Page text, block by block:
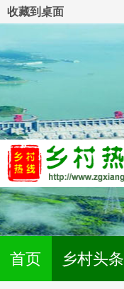
收藏到桌面
首页 乡村头条